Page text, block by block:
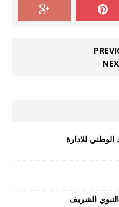
الوطني للادارة
الشريف